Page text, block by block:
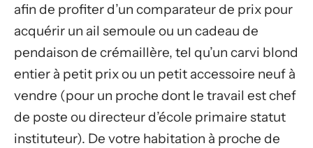
afin de profiter d’un comparateur de prix pour
acquérir un ail semoule ou un cadeau de
pendaison de crémaillère, tel qu’un carvi blond
entier à petit prix ou un petit accessoire neuf à
vendre (pour un proche dont le travail est chef
de poste ou directeur d’école primaire statut
instituteur). De votre habitation à proche de